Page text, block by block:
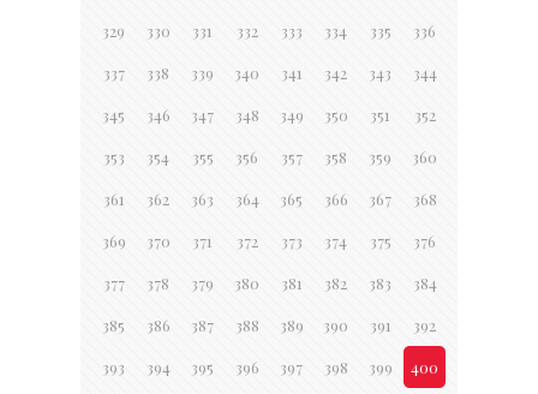
329 330 331 332 333 334 335 336
337 338 339 340 341 342 343 344
345 346 347 348 349 350 351 352
353 354 355 356 357 358 359 360
361 362 363 364 365 366 367 368
369 370 371 372 373 374 375 376
377 378 379 380 381 382 383 384
385 386 387 388 389 390 391 392
393 394 395 396 397 398 399 400